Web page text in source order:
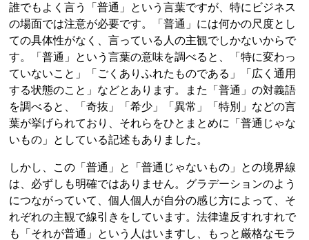
誰でもよく言う「普通」という言葉ですが、特にビジネス
の場面では注意が必要です。「普通」には何かの尺度とし
ての具体性がなく、言っている人の主観でしかないからで
す。「普通」という言葉の意味を調べると、「特に変わっ
ていないこと」「ごくありふれたものである」「広く通用
する状態のこと」などとあります。また「普通」の対義語
を調べると、「奇抜」「希少」「異常」「特別」などの言
葉が挙げられており、それらをひとまとめに「普通じゃな
いもの」としている記述もありました。
しかし、この「普通」と「普通じゃないもの」との境界線
は、必ずしも明確ではありません。グラデーションのよう
につながっていて、個人個人が自分の感じ方によって、そ
れぞれの主観で線引きをしています。法律違反すれすれで
も「それが普通」という人はいますし、もっと厳格なモラ